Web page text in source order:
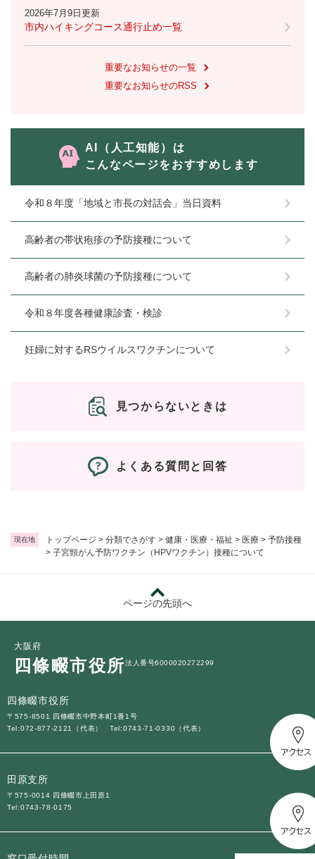
現在地 トップページ > 分類でさがす > 健康・医療・福祉 > 医療 > 予防接種
> 子宮頸がん予防ワクチン（HPVワクチン）接種について
2026年7月9日更新
市内ハイキングコース通行止め一覧
重要なお知らせの一覧
重要なお知らせのRSS
AI（人工知能）は
こんなページをおすすめします
令和８年度「地域と市長の対話会」当日資料
高齢者の帯状疱疹の予防接種について
高齢者の肺炎球菌の予防接種について
令和８年度各種健康診査・検診
妊婦に対するRSウイルスワクチンについて
見つからないときは
よくある質問と回答
ページの先頭へ
大阪府
四條畷市役所法人番号6000020272299
四條畷市役所
〒575-8501 四條畷市中野本町1番1号
Tel:072-877-2121（代表）
Tel:0743-71-0330（代表）
田原支所
〒575-0014 四條畷市上田原1
Tel:0743-78-0175